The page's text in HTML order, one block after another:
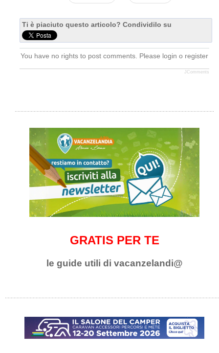
Ti è piaciuto questo articolo? Condividilo su
You have no rights to post comments. Please login o register
JComments
GRATIS PER TE
le guide utili di vacanzelandi@